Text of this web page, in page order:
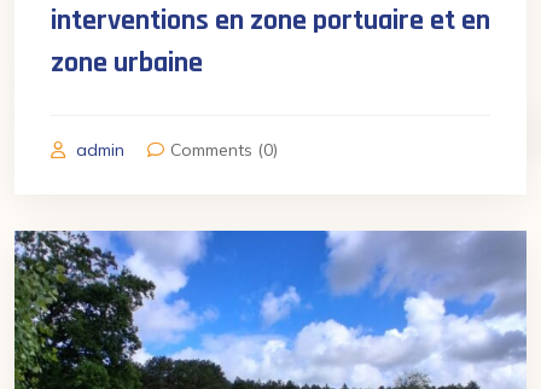
interventions en zone portuaire et en
zone urbaine
admin Comments (0)